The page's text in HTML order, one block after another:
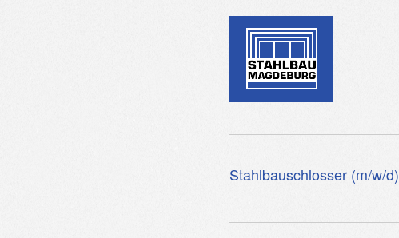
Stahlbauschlosser (m/w/d)